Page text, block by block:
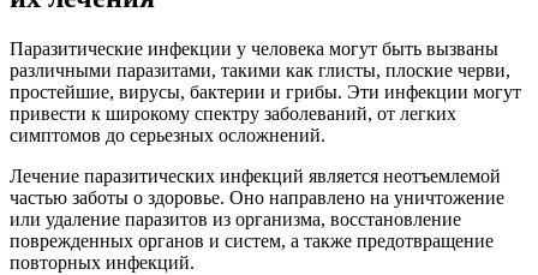
Паразитические инфекции у человека могут быть вызваны
различными паразитами, такими как глисты, плоские черви,
простейшие, вирусы, бактерии и грибы. Эти инфекции могут
привести к широкому спектру заболеваний, от легких
симптомов до серьезных осложнений.
Лечение паразитических инфекций является неотъемлемой
частью заботы о здоровье. Оно направлено на уничтожение
или удаление паразитов из организма, восстановление
поврежденных органов и систем, а также предотвращение
повторных инфекций.